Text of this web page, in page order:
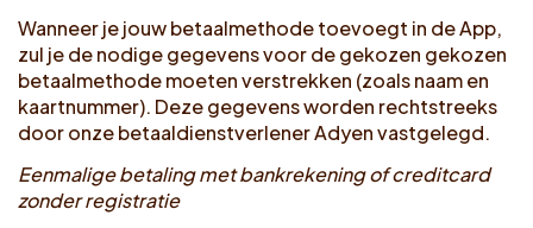
Wanneer je jouw betaalmethode toevoegt in de App,
zul je de nodige gegevens voor de gekozen gekozen
betaalmethode moeten verstrekken (zoals naam en
kaartnummer). Deze gegevens worden rechtstreeks
door onze betaaldienstverlener Adyen vastgelegd.
Eenmalige betaling met bankrekening of creditcard
zonder registratie